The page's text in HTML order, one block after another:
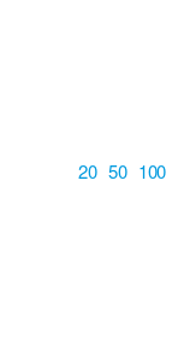
20 50 100